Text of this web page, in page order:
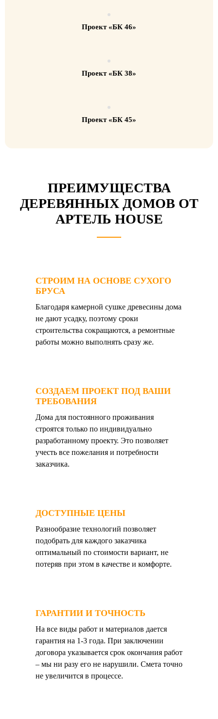
Проект «БК 46»
Проект «БК 38»
Проект «БК 45»
ПРЕИМУЩЕСТВА
ДЕРЕВЯННЫХ ДОМОВ ОТ
АРТЕЛЬ HOUSE
СТРОИМ НА ОСНОВЕ СУХОГО
БРУСА
Благодаря камерной сушке древесины дома
не дают усадку, поэтому сроки
строительства сокращаются, а ремонтные
работы можно выполнять сразу же.
СОЗДАЕМ ПРОЕКТ ПОД ВАШИ
ТРЕБОВАНИЯ
Дома для постоянного проживания
строятся только по индивидуально
разработанному проекту. Это позволяет
учесть все пожелания и потребности
заказчика.
ДОСТУПНЫЕ ЦЕНЫ
Разнообразие технологий позволяет
подобрать для каждого заказчика
оптимальный по стоимости вариант, не
потеряв при этом в качестве и комфорте.
ГАРАНТИИ И ТОЧНОСТЬ
На все виды работ и материалов дается
гарантия на 1-3 года. При заключении
договора указывается срок окончания работ
– мы ни разу его не нарушили. Смета точно
не увеличится в процессе.